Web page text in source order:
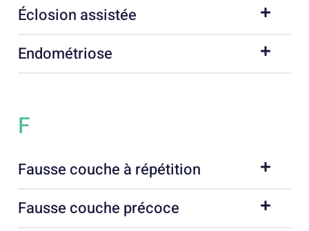
Éclosion assistée
Endométriose
F
Fausse couche à répétition
Fausse couche précoce